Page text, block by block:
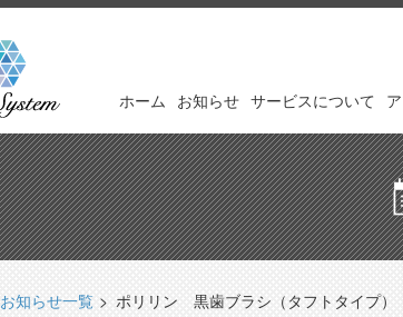
ホーム お知らせ サービスについて
お知らせ一覧 ポリリン 黒歯ブラシ（タフトタイプ）